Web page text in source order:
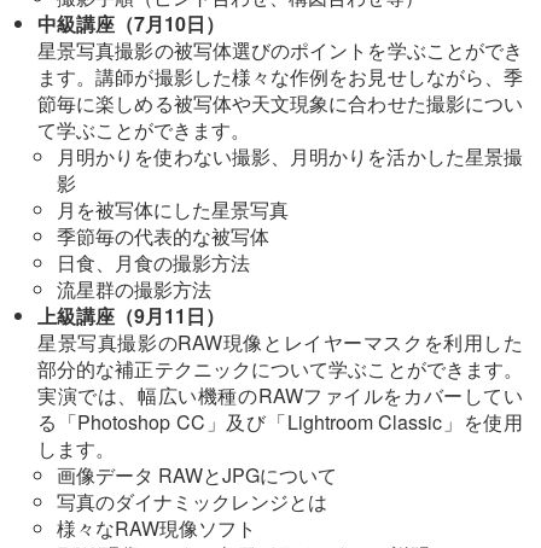
中級講座（7月10日）
星景写真撮影の被写体選びのポイントを学ぶことができ
ます。講師が撮影した様々な作例をお見せしながら、季
節毎に楽しめる被写体や天文現象に合わせた撮影につい
て学ぶことができます。
月明かりを使わない撮影、月明かりを活かした星景撮
影
月を被写体にした星景写真
季節毎の代表的な被写体
日食、月食の撮影方法
流星群の撮影方法
上級講座（9月11日）
星景写真撮影のRAW現像とレイヤーマスクを利用した
部分的な補正テクニックについて学ぶことができます。
実演では、幅広い機種のRAWファイルをカバーしてい
る「Photoshop CC」及び「Lightroom Classic」を使用
します。
画像データ RAWとJPGについて
写真のダイナミックレンジとは
様々なRAW現像ソフト